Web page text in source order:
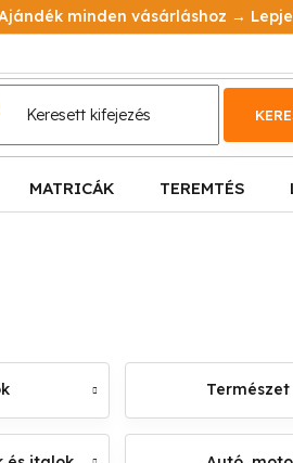
minden vásárláshoz →
MATRICÁK TEREMTÉS